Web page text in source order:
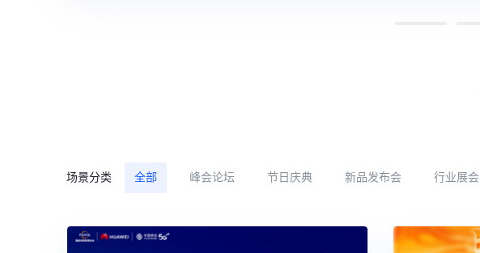
场景分类 全部 峰会论坛 节日庆典 新品发布会 行业展会